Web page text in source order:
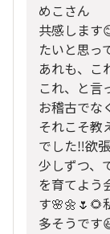
めこさん
共感します
たいと思っ
あれも、こ
これ、と言
お稽古でな
それこそ教
でした‼️欲
少しずつ、
を育てよう
す🌸🌼🌷🌻
多そうです